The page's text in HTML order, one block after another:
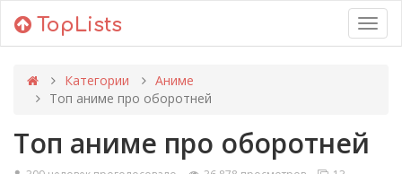
TopLists
Категории
Аниме
Топ аниме про оборотней
Топ аниме про оборотней